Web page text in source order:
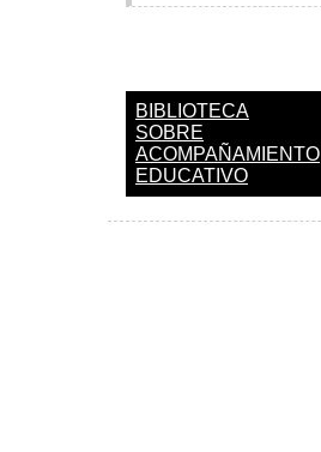
BIBLIOTECA
SOBRE
ACOMPAÑAMIENTO
EDUCATIVO